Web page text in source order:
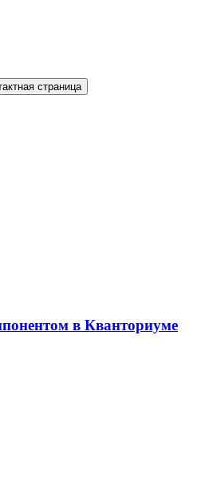
страница
в Кванториуме